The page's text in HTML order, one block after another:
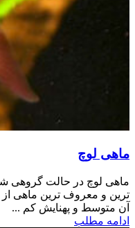
ماهی لوچ
ماهی لوچ در حالت گروهی
ترین و معروف ترین ماهی
آن متوسط و پهنایش کم ...
ادامه مطلب